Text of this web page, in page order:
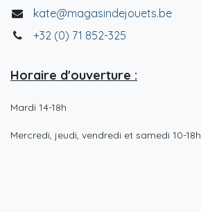
kate@magasindejouets.be
+32 (0) 71 852-325
Horaire d'ouverture :
Mardi 14-18h
Mercredi, jeudi, vendredi et samedi 10-18h